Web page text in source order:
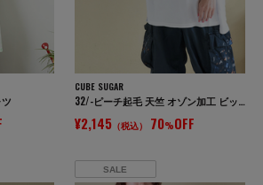
CUBE SUGAR
32/-ピーチ起毛 天竺 オゾン加工 ビッグ Tシャツ
¥2,145（税込） 70%OFF
SALE